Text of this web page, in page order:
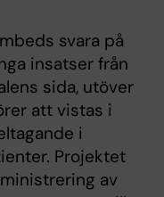
svara på
insatser från
sida, utöver
att vistas i
i
Projektet
av